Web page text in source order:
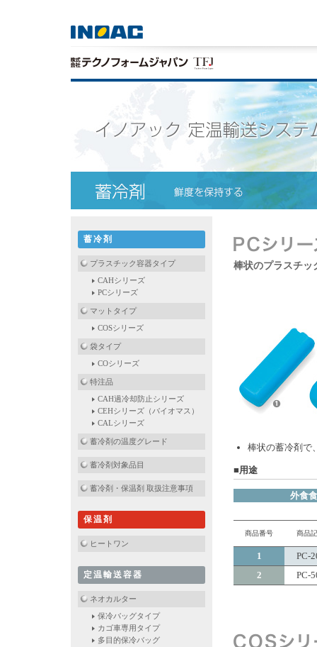
棒状のプラスチッ
棒状の蓄冷剤で
■用途
外食
商品番号 商品
1 PC-
2
PC-
蓄冷剤
プラスチック容器タイプ
CAHシリーズ
PCシリーズ
マットタイプ
COSシリーズ
袋タイプ
COシリーズ
特注品
CAH過冷却防止シリーズ
CEHシリーズ（バイオマス）
CALシリーズ
蓄冷剤の温度グレード
蓄冷剤対象品目
蓄冷剤・保温剤 取扱注意事項
保温剤
ヒートワン
定温輸送容器
ネオカルター
保冷バッグタイプ
カゴ車専用タイプ
多目的保冷バッグ